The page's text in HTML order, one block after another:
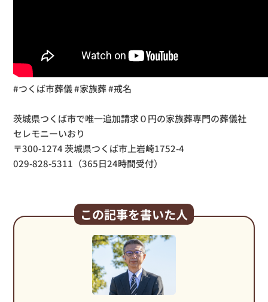
#つくば市葬儀 #家族葬 #戒名
茨城県つくば市で唯一追加請求０円の家族葬専門の葬儀社
セレモニーいおり
〒300-1274 茨城県つくば市上岩崎1752-4
029-828-5311（365日24時間受付）
この記事を書いた人